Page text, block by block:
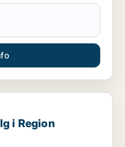
Sjælland
i Region